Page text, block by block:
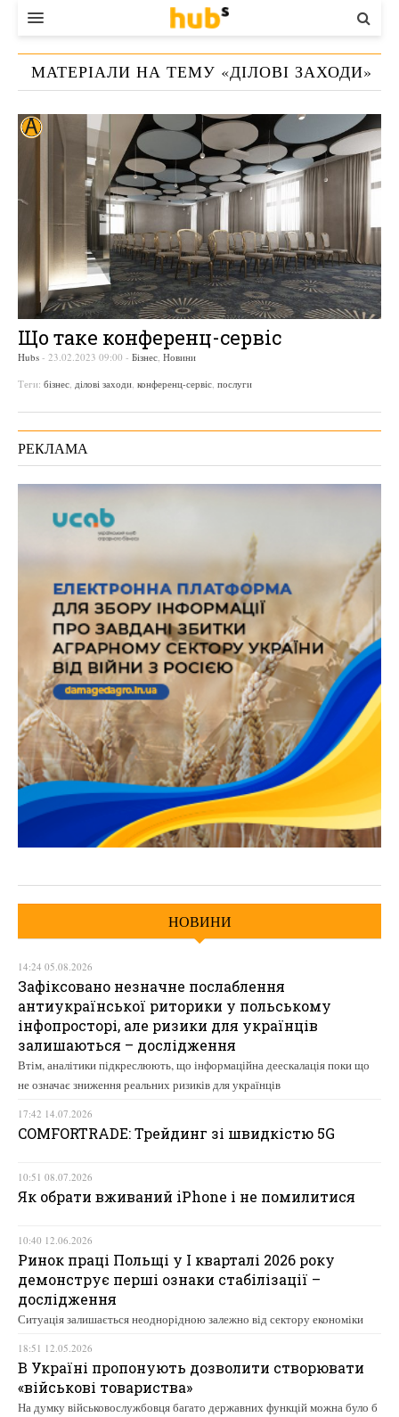
ВЛАДА
ЕКОНОМІКА
БІЗНЕС
СТАРТЕР
КОНТАКТИ
МАТЕРІАЛИ НА ТЕМУ «ДІЛОВІ ЗАХОДИ»
Що таке конференц-сервіс
Hubs - 23.02.2023 09:00 - Бізнес Новини
Теги: бізнес ділові заходи конференц-сервіс послуги
РЕКЛАМА
НОВИНИ
14:24 05.08.2026
Зафіксовано незначне послаблення
антиукраїнської риторики у польському
інфопросторі, але ризики для українців
залишаються – дослідження
Втім, аналітики підкреслюють, що інформаційна деескалація поки що
не означає зниження реальних ризиків для українців
17:42 14.07.2026
COMFORTRADE: Трейдинг зі швидкістю 5G
10:51 08.07.2026
Як обрати вживаний iPhone і не помилитися
10:40 12.06.2026
Ринок праці Польщі у І кварталі 2026 року
демонструє перші ознаки стабілізації –
дослідження
Ситуація залишається неоднорідною залежно від сектору економіки
18:51 12.05.2026
В Україні пропонують дозволити створювати
«військові товариства»
На думку військовослужбовця багато державних функцій можна було б